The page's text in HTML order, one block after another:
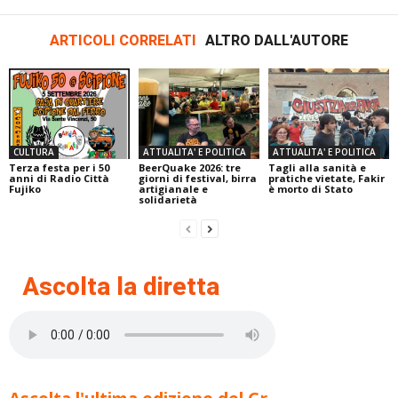
ARTICOLI CORRELATI ALTRO DALL'AUTORE
CULTURA
Terza festa per i 50
anni di Radio Città
Fujiko
ATTUALITA' E POLITICA
BeerQuake 2026: tre
giorni di festival, birra
artigianale e
solidarietà
ATTUALITA' E POLITICA
Tagli alla sanità e
pratiche vietate, Fakir
è morto di Stato
Ascolta la diretta